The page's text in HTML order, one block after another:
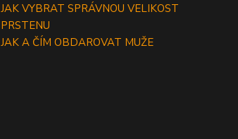
JAK VYBRAT SPRÁVNOU VELIKOST
PRSTENU
JAK A ČÍM OBDAROVAT MUŽE